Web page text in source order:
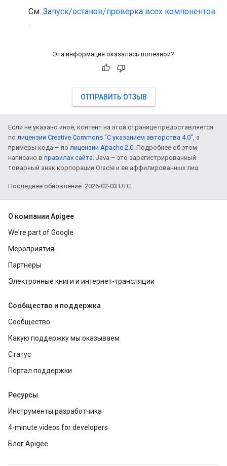
См. Запуск/останов/проверка всех компонентов
.
Эта информация оказалась полезной?
ОТПРАВИТЬ ОТЗЫВ
Если не указано иное, контент на этой странице предоставляется
по лицензии Creative Commons "С указанием авторства 4.0", а
примеры кода – по лицензии Apache 2.0. Подробнее об этом
написано в правилах сайта. Java – это зарегистрированный
товарный знак корпорации Oracle и ее аффилированных лиц.
Последнее обновление: 2026-02-03 UTC.
О компании Apigee
We're part of Google
Мероприятия
Партнеры
Электронные книги и интернет-трансляции
Сообщество и поддержка
Сообщество
Какую поддержку мы оказываем
Статус
Портал поддержки
Ресурсы
Инструменты разработчика
4-minute videos for developers
Блог Apigee